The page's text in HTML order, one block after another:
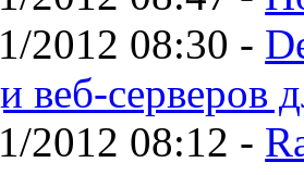
2012 08:30 -
веб-серверов
2012 08:12 -